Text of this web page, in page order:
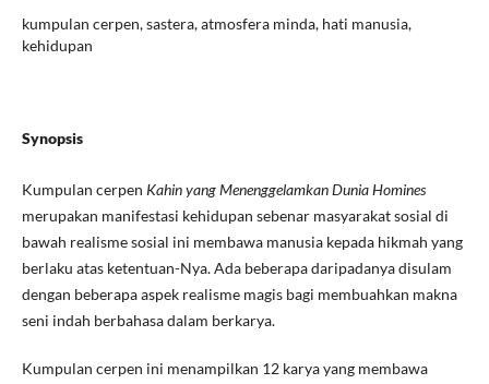
kumpulan cerpen, sastera, atmosfera minda, hati manusia,
kehidupan
Synopsis
Kumpulan cerpen Kahin yang Menenggelamkan Dunia Homines
merupakan manifestasi kehidupan sebenar masyarakat sosial di
bawah realisme sosial ini membawa manusia kepada hikmah yang
berlaku atas ketentuan-Nya. Ada beberapa daripadanya disulam
dengan beberapa aspek realisme magis bagi membuahkan makna
seni indah berbahasa dalam berkarya.
Kumpulan cerpen ini menampilkan 12 karya yang membawa